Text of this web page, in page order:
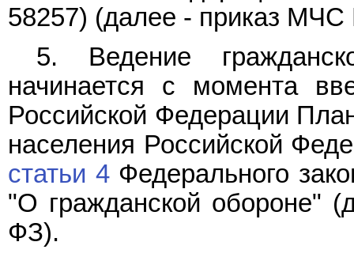
58257) (далее - приказ
5. Ведение
начинается с момента
Российской Федерации
населения Российской
статьи 4Федерального
"О гражданской обороне"
ФЗ).